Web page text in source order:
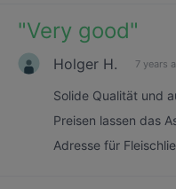
"Very good"
Holger H. 7 years
Solide Qualität und
Preisen lassen das
Adresse für